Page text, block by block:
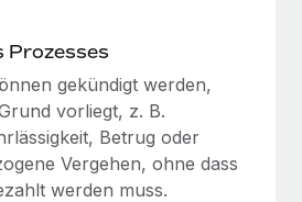
Screening
Weaviate sein Team mit
vergrößert
Weaviate entwickelt KI-basierte
Das...
Prozesses
gekündigt werden,
vorliegt, z. B.
Betrug oder
Vergehen, ohne dass
werden muss.